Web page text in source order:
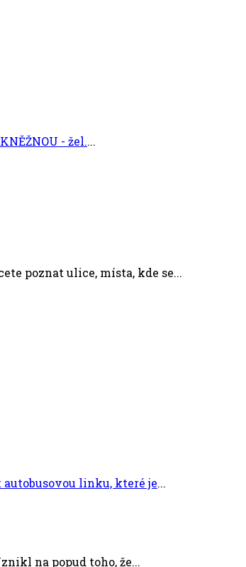
- žel....
poznat ulice, místa, kde se...
linku, které je...
na popud toho, že...